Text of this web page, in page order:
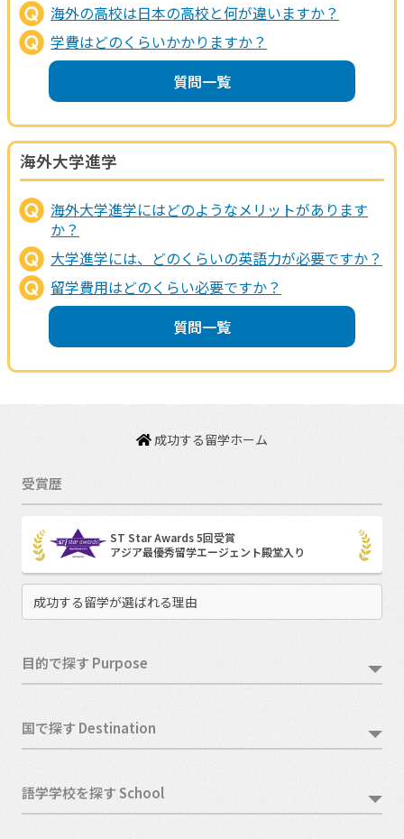
海外の高校は日本の高校と何が違いますか？
学費はどのくらいかかりますか？
質問一覧
海外大学進学
海外大学進学にはどのようなメリットがあります
か？
大学進学には、どのくらいの英語力が必要ですか？
留学費用はどのくらい必要ですか？
質問一覧
成功する留学ホーム
受賞歴
ST Star Awards 5回受賞
アジア最優秀留学エージェント殿堂入り
成功する留学が選ばれる理由
目的で探す Purpose
国で探す Destination
語学学校を探す School